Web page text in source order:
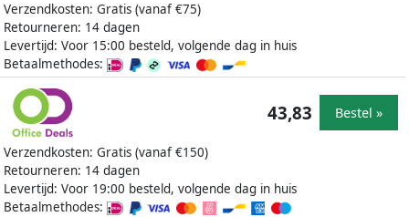
Verzendkosten: Gratis (vanaf €75)
Retourneren: 14 dagen
Levertijd: Voor 15:00 besteld, volgende dag in huis
Betaalmethodes:
Verzendkosten: Gratis (vanaf €150)
Retourneren: 14 dagen
Levertijd: Voor 19:00 besteld, volgende dag in huis
Betaalmethodes:
43,83 Bestel »